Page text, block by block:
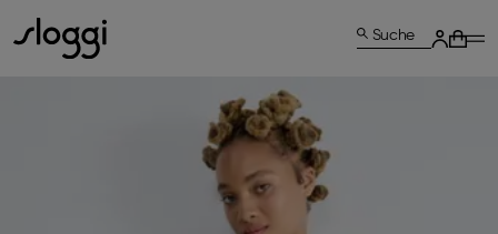
Suche